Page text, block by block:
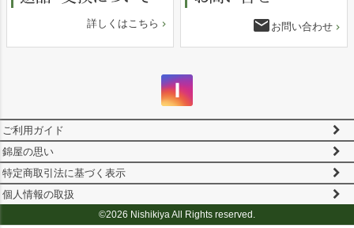
詳しくはこちら email お問い合わせ
ご利用ガイド
錦屋の思い
特定商取引法に基づく表示
個人情報の取扱
©2026 Nishikiya All Rights reserved.